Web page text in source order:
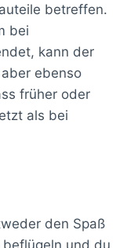
betreffen.
bei
kann der
ebenso
früher oder
als bei
den Spaß
und du